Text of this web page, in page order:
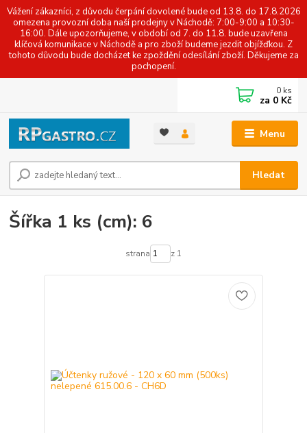
Vážení zákazníci, z důvodu čerpání dovolené bude od 13.8. do 17.8.2026
omezena provozní doba naší prodejny v Náchodě: 7:00-9:00 a 10:30-
16:00. Dále upozorňujeme, v období od 7. do 11.8. bude uzavřena
klíčová komunikace v Náchodě a pro zboží budeme jezdit objížďkou. Z
tohoto důvodu bude docházet ke zpoždění odesílání zboží. Děkujeme za
pochopení.
Menu
Hledat
0 ks
za 0 Kč
Šířka 1 ks (cm): 6
strana z 1